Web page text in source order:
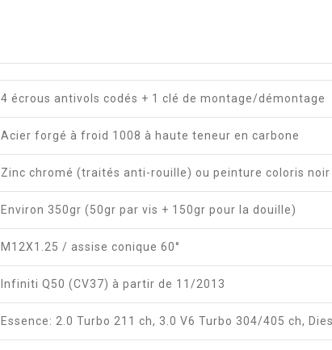
4 écrous antivols codés + 1 clé de montage/démontage
Acier forgé à froid 1008 à haute teneur en carbone
Zinc chromé (traités anti-rouille) ou peinture coloris
Environ 350gr (50gr par vis + 150gr pour la douille)
M12X1.25 / assise conique 60°
Infiniti Q50 (CV37) à partir de 11/2013
Essence: 2.0 Turbo 211 ch, 3.0 V6 Turbo 304/405 ch,